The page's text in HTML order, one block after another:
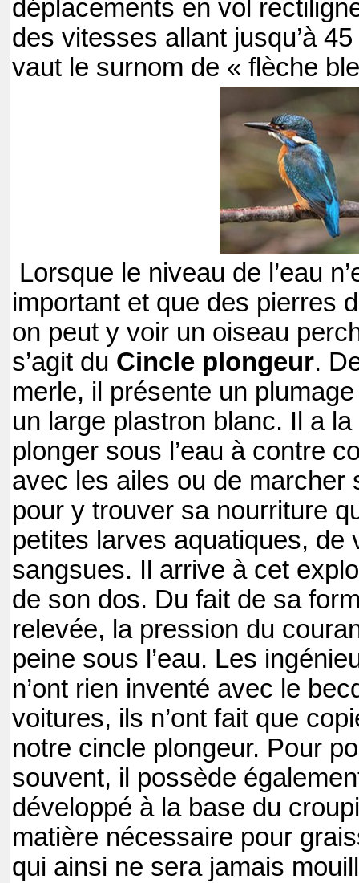
déplacements en vol
des vitesses allant jusqu’à
vaut le surnom de « flèche
Lorsque le niveau de l’eau
important et que des pierres
on peut y voir un oiseau
s’agit du Cincle plongeur.
merle, il présente un
un large plastron blanc. Il a
plonger sous l’eau à contre
avec les ailes ou de marcher
pour y trouver sa nourriture
petites larves aquatiques, de
sangsues. Il arrive à cet
de son dos. Du fait de sa
relevée, la pression du
peine sous l’eau. Les
n’ont rien inventé avec le
voitures, ils n’ont fait que
notre cincle plongeur. Pour
souvent, il possède
développé à la base du
matière nécessaire pour
qui ainsi ne sera jamais